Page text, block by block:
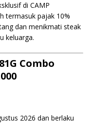
di CAMP
termasuk pajak 10%
dan menikmati steak
keluarga.
Combo
2026 dan berlaku